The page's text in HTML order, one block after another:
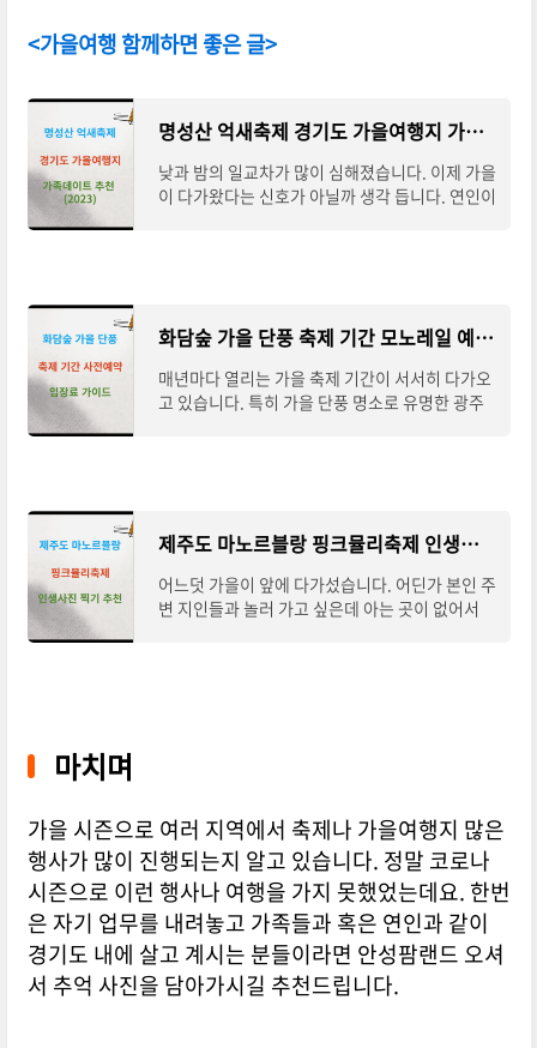
<가을여행 함께하면 좋은 글>
명성산 억새축제 경기도 가을여행지 가족데이트 추천 (2023)
낮과 밤의 일교차가 많이 심해졌습니다. 이제 가을
이 다가왔다는 신호가 아닐까 생각 듭니다. 연인이
화담숲 가을 단풍 축제 기간 모노레일 예약 방법 입장료 정보
매년마다 열리는 가을 축제 기간이 서서히 다가오
고 있습니다. 특히 가을 단풍 명소로 유명한 광주
제주도 마노르블랑 핑크뮬리축제 인생사진 찍어봅시다.
어느덧 가을이 앞에 다가섰습니다. 어딘가 본인 주
변 지인들과 놀러 가고 싶은데 아는 곳이 없어서
마치며
가을 시즌으로 여러 지역에서 축제나 가을여행지 많은
행사가 많이 진행되는지 알고 있습니다. 정말 코로나
시즌으로 이런 행사나 여행을 가지 못했었는데요. 한번
은 자기 업무를 내려놓고 가족들과 혹은 연인과 같이
경기도 내에 살고 계시는 분들이라면 안성팜랜드 오셔
서 추억 사진을 담아가시길 추천드립니다.